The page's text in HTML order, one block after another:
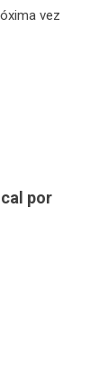
vez
por